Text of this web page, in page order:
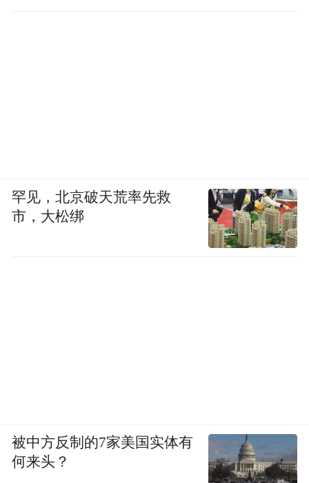
罕见，北京破天荒率先救
市，大松绑
被中方反制的7家美国实体有
何来头？